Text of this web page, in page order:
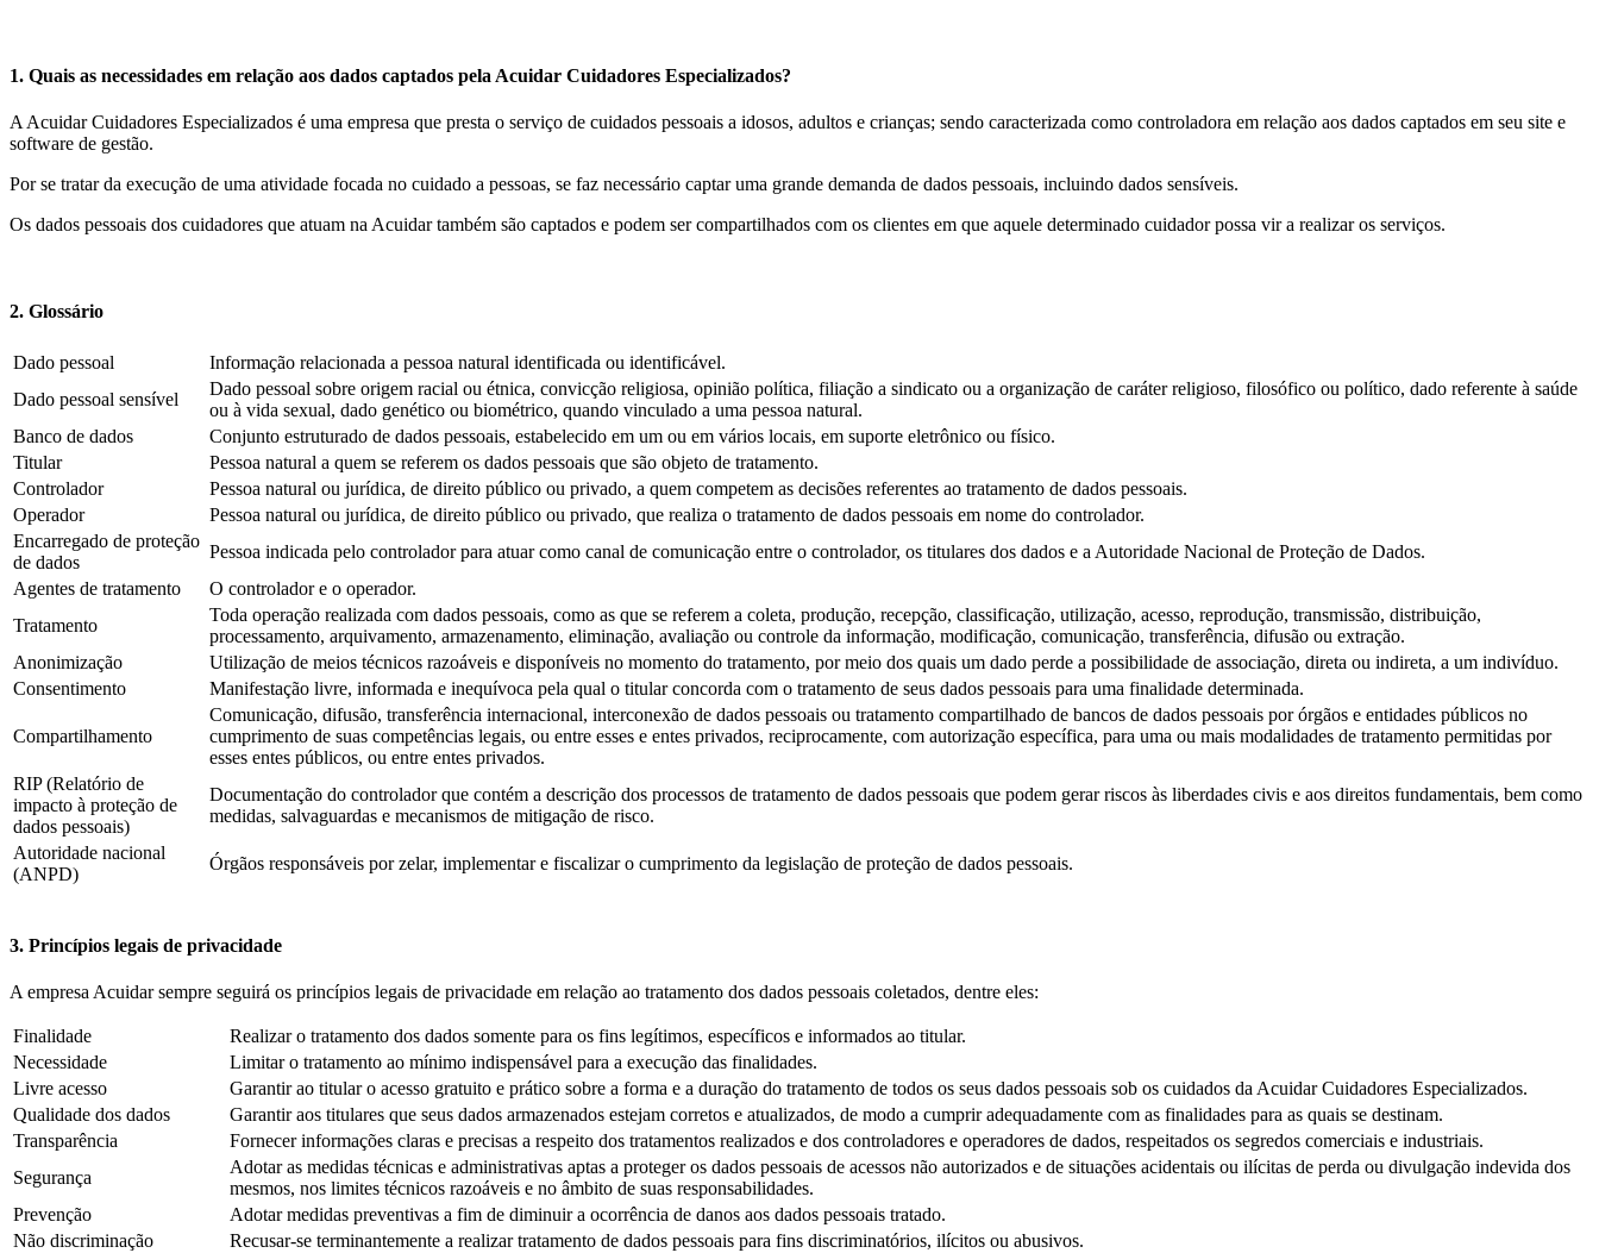
1. Quais as necessidades em relação aos dados captados pela Acuidar Cuidadores Especializados?
A Acuidar Cuidadores Especializados é uma empresa que presta o serviço de cuidados pessoais a idosos, adultos e crianças; sendo caracterizada como controladora em relação aos dados captados em seu site e
software de gestão.
Por se tratar da execução de uma atividade focada no cuidado a pessoas, se faz necessário captar uma grande demanda de dados pessoais, incluindo dados sensíveis.
Os dados pessoais dos cuidadores que atuam na Acuidar também são captados e podem ser compartilhados com os clientes em que aquele determinado cuidador possa vir a realizar os serviços.
2. Glossário
Dado pessoal
Informação relacionada a pessoa natural identificada ou identificável.
Dado pessoal sensível
Dado pessoal sobre origem racial ou étnica, convicção religiosa, opinião política, filiação a sindicato ou a organização de caráter religioso, filosófico ou político, dado referente à saúde
ou à vida sexual, dado genético ou biométrico, quando vinculado a uma pessoa natural.
Banco de dados
Conjunto estruturado de dados pessoais, estabelecido em um ou em vários locais, em suporte eletrônico ou físico.
Titular
Pessoa natural a quem se referem os dados pessoais que são objeto de tratamento.
Controlador
Pessoa natural ou jurídica, de direito público ou privado, a quem competem as decisões referentes ao tratamento de dados pessoais.
Operador
Pessoa natural ou jurídica, de direito público ou privado, que realiza o tratamento de dados pessoais em nome do controlador.
Encarregado de proteção
de dados
Pessoa indicada pelo controlador para atuar como canal de comunicação entre o controlador, os titulares dos dados e a Autoridade Nacional de Proteção de Dados.
Agentes de tratamento
O controlador e o operador.
Tratamento
Toda operação realizada com dados pessoais, como as que se referem a coleta, produção, recepção, classificação, utilização, acesso, reprodução, transmissão, distribuição,
processamento, arquivamento, armazenamento, eliminação, avaliação ou controle da informação, modificação, comunicação, transferência, difusão ou extração.
Anonimização
Utilização de meios técnicos razoáveis e disponíveis no momento do tratamento, por meio dos quais um dado perde a possibilidade de associação, direta ou indireta, a um indivíduo.
Consentimento
Manifestação livre, informada e inequívoca pela qual o titular concorda com o tratamento de seus dados pessoais para uma finalidade determinada.
Compartilhamento
Comunicação, difusão, transferência internacional, interconexão de dados pessoais ou tratamento compartilhado de bancos de dados pessoais por órgãos e entidades públicos no
cumprimento de suas competências legais, ou entre esses e entes privados, reciprocamente, com autorização específica, para uma ou mais modalidades de tratamento permitidas por
esses entes públicos, ou entre entes privados.
RIP (Relatório de
impacto à proteção de
dados pessoais)
Documentação do controlador que contém a descrição dos processos de tratamento de dados pessoais que podem gerar riscos às liberdades civis e aos direitos fundamentais, bem como
medidas, salvaguardas e mecanismos de mitigação de risco.
Autoridade nacional
(ANPD)
Órgãos responsáveis por zelar, implementar e fiscalizar o cumprimento da legislação de proteção de dados pessoais.
3. Princípios legais de privacidade
A empresa Acuidar sempre seguirá os princípios legais de privacidade em relação ao tratamento dos dados pessoais coletados, dentre eles:
Finalidade
Realizar o tratamento dos dados somente para os fins legítimos, específicos e informados ao titular.
Necessidade
Limitar o tratamento ao mínimo indispensável para a execução das finalidades.
Livre acesso
Garantir ao titular o acesso gratuito e prático sobre a forma e a duração do tratamento de todos os seus dados pessoais sob os cuidados da Acuidar Cuidadores Especializados.
Qualidade dos dados
Garantir aos titulares que seus dados armazenados estejam corretos e atualizados, de modo a cumprir adequadamente com as finalidades para as quais se destinam.
Transparência
Fornecer informações claras e precisas a respeito dos tratamentos realizados e dos controladores e operadores de dados, respeitados os segredos comerciais e industriais.
Segurança
Adotar as medidas técnicas e administrativas aptas a proteger os dados pessoais de acessos não autorizados e de situações acidentais ou ilícitas de perda ou divulgação indevida dos
mesmos, nos limites técnicos razoáveis e no âmbito de suas responsabilidades.
Prevenção
Adotar medidas preventivas a fim de diminuir a ocorrência de danos aos dados pessoais tratado.
Não discriminação
Recusar-se terminantemente a realizar tratamento de dados pessoais para fins discriminatórios, ilícitos ou abusivos.